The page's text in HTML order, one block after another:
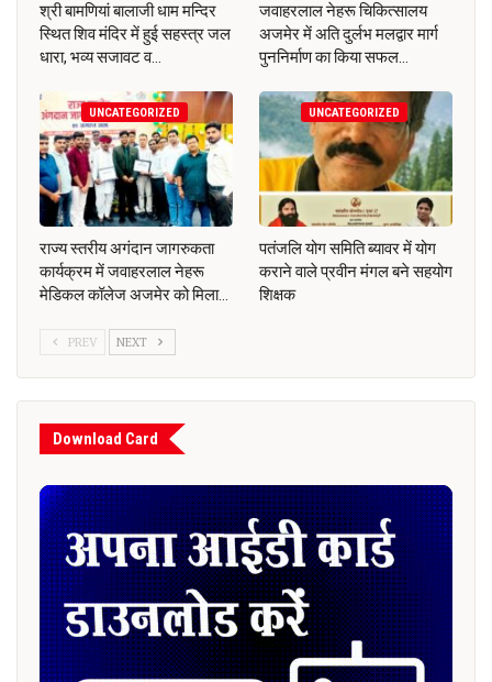
श्री बामणियां बालाजी धाम मन्दिर
स्थित शिव मंदिर में हुई सहस्त्र जल
धारा, भव्य सजावट व…
जवाहरलाल नेहरू चिकित्सालय
अजमेर में अति दुर्लभ मलद्वार मार्ग
पुननिर्माण का किया सफल…
UNCATEGORIZED
राज्य स्तरीय अगंदान जागरुकता
कार्यक्रम में जवाहरलाल नेहरू
मेडिकल कॉलेज अजमेर को मिला…
UNCATEGORIZED
पतंजलि योग समिति ब्यावर में योग
कराने वाले प्रवीन मंगल बने सहयोग
शिक्षक
PREV NEXT
Download Card